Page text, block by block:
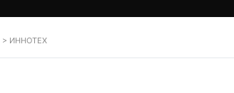
> ИННОТЕХ